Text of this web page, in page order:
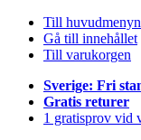
Till huvudmenyn
Gå till innehållet
Till varukorgen
Sverige: Fri
Gratis returer
1 gratisprov vid